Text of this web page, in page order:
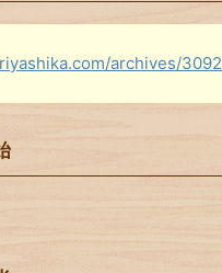
archives/3092